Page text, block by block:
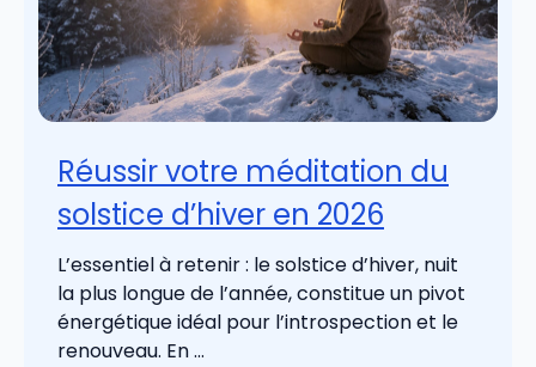
Réussir votre méditation du
solstice d’hiver en 2026
L’essentiel à retenir : le solstice d’hiver, nuit
la plus longue de l’année, constitue un pivot
énergétique idéal pour l’introspection et le
renouveau. En ...